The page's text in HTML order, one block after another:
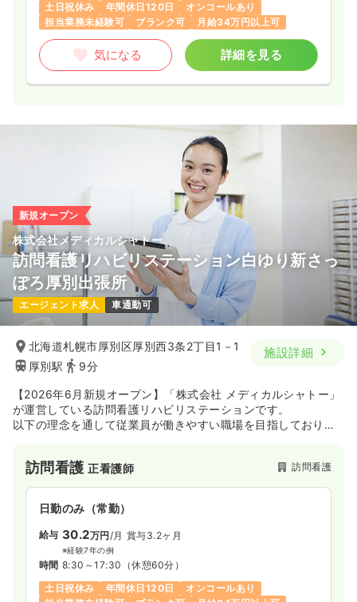
担を少なくすることが可能になります。これまでの看護師増員
により、オンコール当番を月2～3回に減らすことができまし
た。これは訪問看護の業界においても、かなり少ない当番回数
ですが、今後も看護師が増えていくことで、オンコール当番の
回数はさらに減っていく予定です。
入居先までお伺いする必要があります。そのため、事業所から
訪問先までの距離が離れていると、それだけ事故に遭う確率が
上がり、往復するだけで多大な時間と体力を消費することにな
白ゆりでは、スタッフの長距離移動の負担を軽減する取り組み
として、事業所数を増やし、各事業所の受け持つエリアを狭く
することで、訪問先への移動距離が短くなるようにしていま
す。現在、札幌に7事業所、函館に3事業所を展開しています
が、今後さらに拠点拡大を行い、スタッフの移動の負担を軽減
する取り組みを行っていきます。
◆働きに見合った所得を実現
白ゆりでは、たくさん働いたスタッフには、それに見合った所
得を実現できる制度を構築しています。
オンコール手当、年2回の賞与、車両借り上げ手当、インセンテ
ィブ制度など、基本給与以外に受け取れる手当を充実させてい
ます。
オンコール手当は、対応の有無に関わらず所定の金額が支給さ
れ、インセンティブ制度は、入社7ヶ月目より、80時間以上の
稼働を達成した職員に対して1時間につき3,500円が支給される
など、勤務実態に見合った手当が支給される仕組みになってい
個々の頑張りが会社を作り、利用者様へのより一層の訪問看護
じた所得をしっかりと得ていただける環境づくりを行っていま
土日祝休み
年間休日120日
オンコールあり
担当業務未経験可
ブランク可 月給34万円以上可
気になる 詳細を見る
新規オープン
株式会社メディカルシャトー
訪問看護リハビリステーション白ゆり新さっ
ぽろ厚別出張所
エージェント求人 車通勤可
北海道札幌市厚別区厚別西3条2丁目1－1
厚別駅
9分
施設詳細
【2026年6月新規オープン】「株式会社 メディカルシャトー」
が運営している訪問看護リハビリステーションです。
以下の理念を通して従業員が働きやすい職場を目指しておりま
◆オンコール対応の削減
利用者様の視点でみるとオンコールへの対応は手厚ければ手厚
いほど良いでしょう。
しかし、看護を行う立場の皆様の視点に立つとオンコールを担
当する回数が多ければ多いほど負担が増していきます。白ゆり
では利用者様の安心と看護スタッフの負担軽減を同時に達成す
るために人員確保と拠点展開をすすめています。人員が増えれ
担を少なくすることが可能になります。これまでの看護師増員
訪問看護正看護師 訪問看護
日勤のみ（常勤）
給与 30.2万円 /月 賞与3.2ヶ月
※経験7年の例
時間 8:30～17:30 （休憩60分）
土日祝休み
年間休日120日
オンコールあり